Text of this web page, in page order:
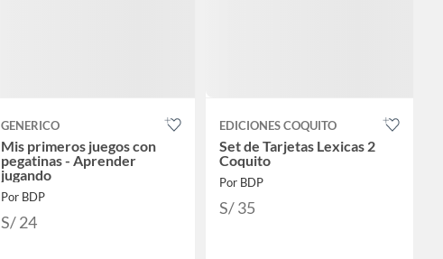
GENERICO
Mis primeros juegos con
pegatinas - Aprender
jugando
Por BDP
S/ 24
EDICIONES COQUITO
Set de Tarjetas Lexicas 2
Coquito
Por BDP
S/ 35